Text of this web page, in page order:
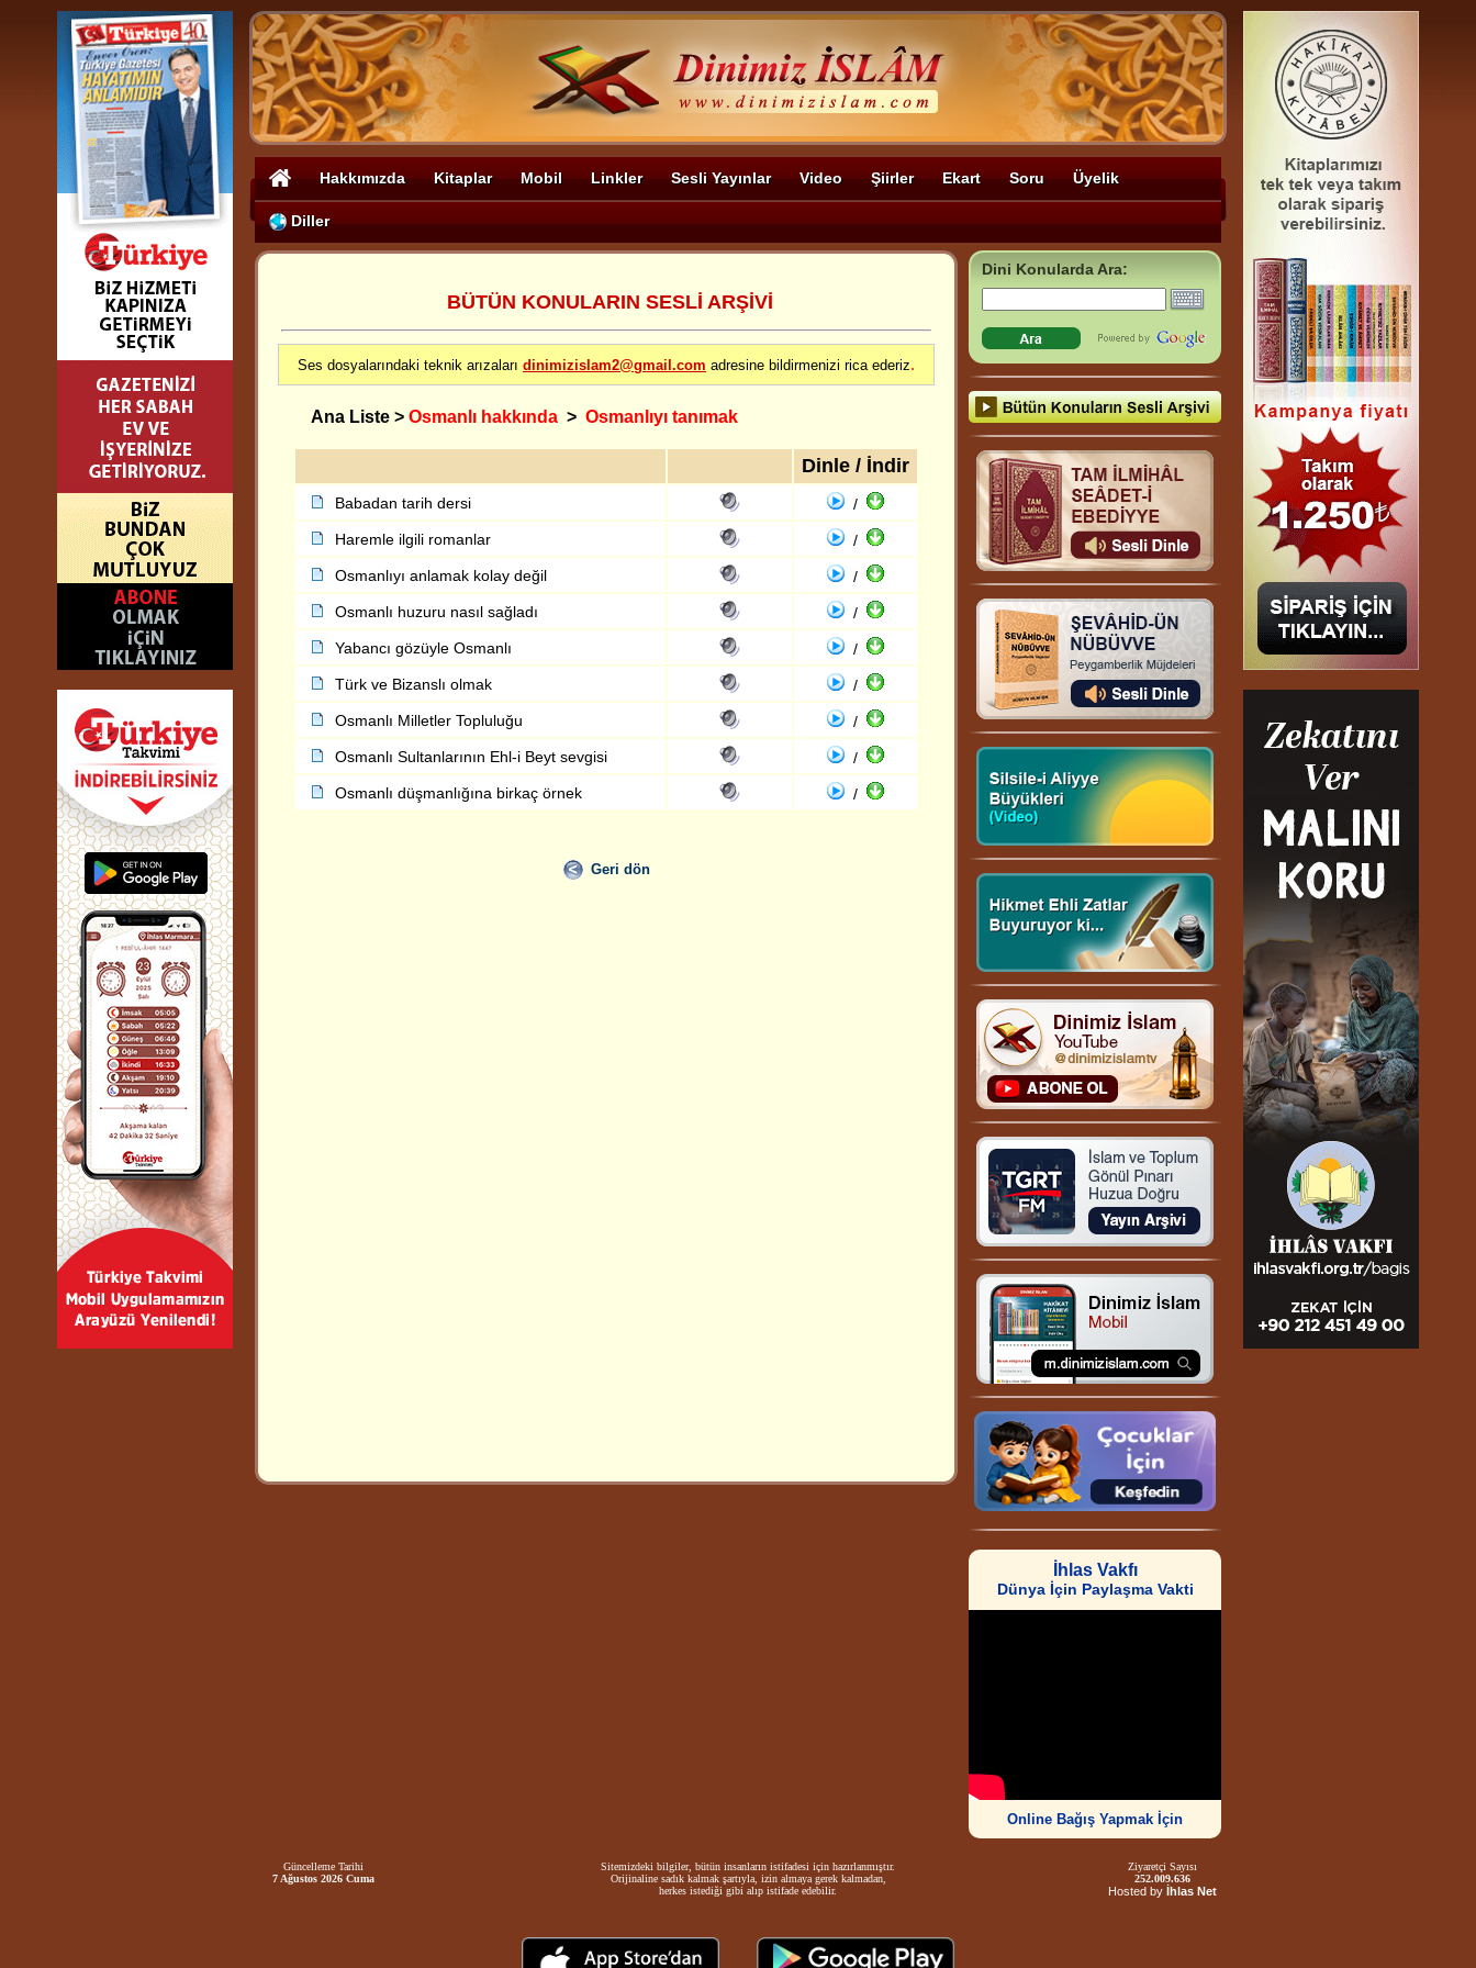
Hakkımızda Kitaplar Mobil Linkler Sesli Yayınlar Video Şiirler Ekart Soru Üyelik
Diller
BÜTÜN KONULARIN SESLİ ARŞİVİ
Ses dosyalarındaki teknik arızaları dinimizislam2@gmail.com adresine bildirmenizi rica ederiz.
Ana Liste > Osmanlı hakkında > Osmanlıyı tanımak
Dinle / İndir
Babadan tarih dersi
/
Haremle ilgili romanlar
/
Osmanlıyı anlamak kolay değil
/
Osmanlı huzuru nasıl sağladı
/
Yabancı gözüyle Osmanlı
/
Türk ve Bizanslı olmak
/
Osmanlı Milletler Topluluğu
/
Osmanlı Sultanlarının Ehl-i Beyt sevgisi
/
Osmanlı düşmanlığına birkaç örnek
/
Geri dön
Dini Konularda Ara:
İhlas Vakfı
Dünya İçin Paylaşma Vakti
Online Bağış Yapmak İçin
Güncelleme Tarihi
7 Ağustos 2026 Cuma
Sitemizdeki bilgiler, bütün insanların istifadesi için hazırlanmıştır.
Orijinaline sadık kalmak şartıyla, izin almaya gerek kalmadan,
herkes istediği gibi alıp istifade edebilir.
Ziyaretçi Sayısı
252.009.636
Hosted by İhlas Net